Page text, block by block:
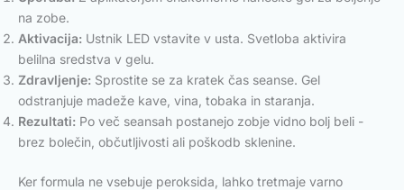
na zobe.
Aktivacija: Ustnik LED vstavite v usta. Svetloba aktivira
belilna sredstva v gelu.
Zdravljenje: Sprostite se za kratek čas seanse. Gel
odstranjuje madeže kave, vina, tobaka in staranja.
Rezultati: Po več seansah postanejo zobje vidno bolj beli -
brez bolečin, občutljivosti ali poškodb sklenine.
Ker formula ne vsebuje peroksida, lahko tretmaje varno